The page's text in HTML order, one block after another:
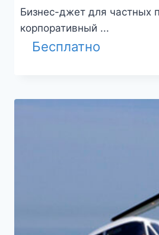
Бизнес-джет для частных
корпоративный ...
Бесплатно